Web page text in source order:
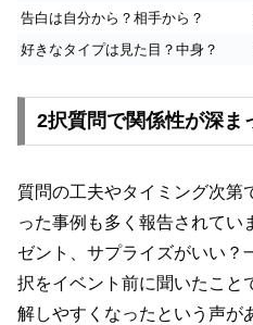
告白は自分から？相手から？
好きなタイプは見た目？中身？
2択質問で関係性が深ま
質問の工夫やタイミング次第
った事例も多く報告されてい
ゼント、サプライズがいい？
択をイベント前に聞いたこと
解しやすくなったという声が